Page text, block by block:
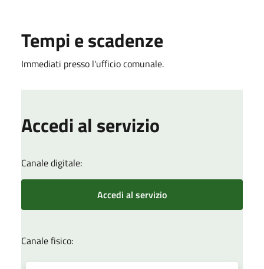
Tempi e scadenze
Immediati presso l'ufficio comunale.
Accedi al servizio
Canale digitale:
Accedi al servizio
Canale fisico: